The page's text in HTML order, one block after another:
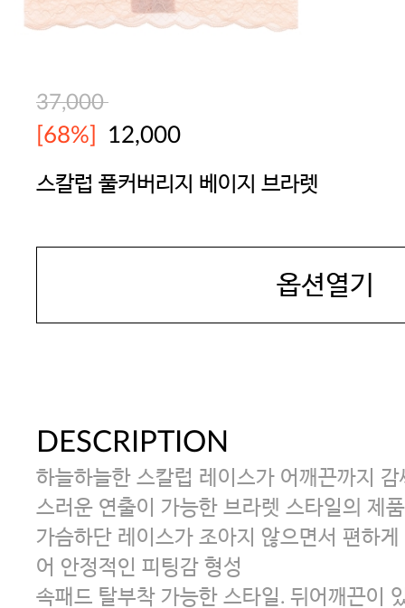
37,000
[68%] 12,000
스칼럽 풀커버리지 베이지 브라렛
옵션열기
DESCRIPTION
하늘하늘한 스칼럽 레이스가 어깨끈까지
스러운 연출이 가능한 브라렛 스타일의 제품
가슴하단 레이스가 조아지 않으면서 편하
어 안정적인 피팅감 형성
속패드 탈부착 가능한 스타일. 뒤어깨끈이